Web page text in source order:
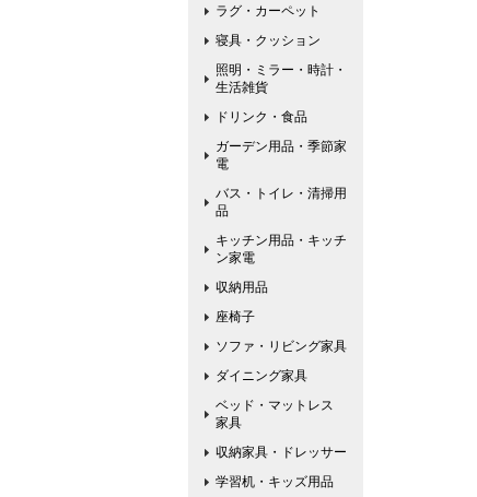
ラグ・カーペット
寝具・クッション
照明・ミラー・時計・
生活雑貨
ドリンク・食品
ガーデン用品・季節家
電
バス・トイレ・清掃用
品
キッチン用品・キッチ
ン家電
収納用品
座椅子
ソファ・リビング家具
ダイニング家具
ベッド・マットレス
家具
収納家具・ドレッサー
学習机・キッズ用品